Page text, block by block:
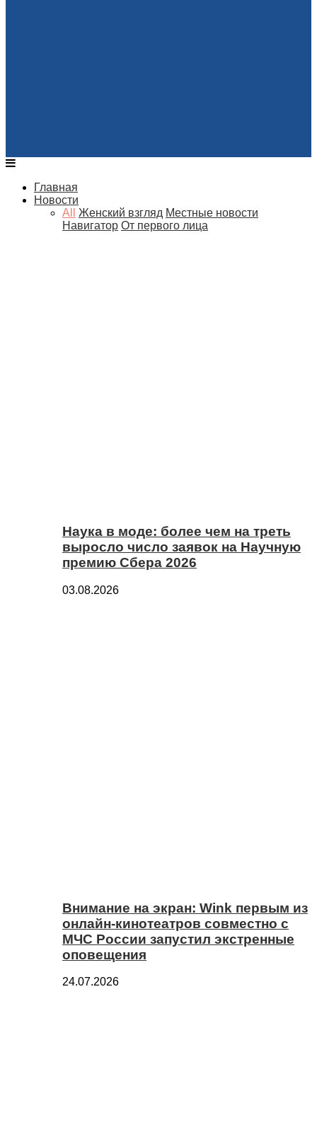
Главная
Новости
All
Женский взгляд Местные новости
Навигатор От первого лица
Наука в моде: более чем на треть
выросло число заявок на Научную
премию Сбера 2026
03.08.2026
Внимание на экран: Wink первым из
онлайн-кинотеатров совместно с
МЧС России запустил экстренные
оповещения
24.07.2026